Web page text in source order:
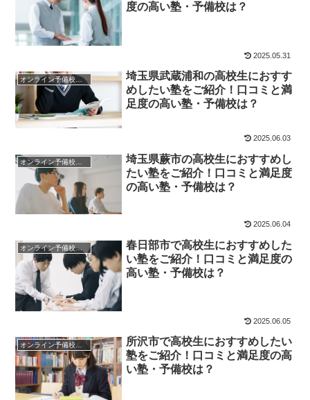
度の高い塾・予備校は？
2025.05.31
オンライン予備校・塾の活用法
埼玉県武蔵浦和の高校生におすす
めしたい塾をご紹介！口コミと満
足度の高い塾・予備校は？
2025.06.03
オンライン予備校・塾の活用法
埼玉県蕨市の高校生におすすめし
たい塾をご紹介！口コミと満足度
の高い塾・予備校は？
2025.06.04
オンライン予備校・塾の活用法
春日部市で高校生におすすめした
い塾をご紹介！口コミと満足度の
高い塾・予備校は？
2025.06.05
オンライン予備校・塾の活用法
所沢市で高校生におすすめしたい
塾をご紹介！口コミと満足度の高
い塾・予備校は？